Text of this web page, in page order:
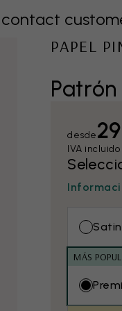
PAPEL
desde
IVA incluido
Satin
MÁS